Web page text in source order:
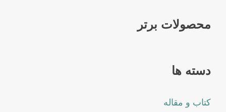
محصولات برتر
دسته ها
کتاب و مقاله